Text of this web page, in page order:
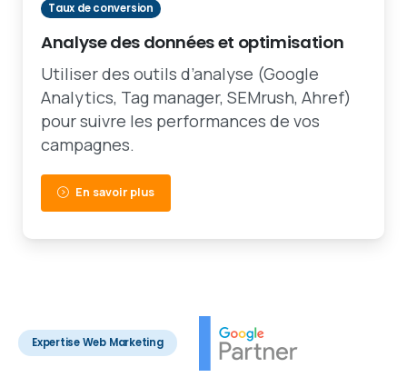
Taux de conversion
Analyse des données et optimisation
Utiliser des outils d’analyse (Google
Analytics, Tag manager, SEMrush, Ahref)
pour suivre les performances de vos
campagnes.
En savoir plus
Expertise Web Marketing